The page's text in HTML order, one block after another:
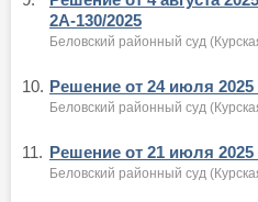
2А-130/2025
Беловский районный суд
10. Решение от 24 июля
Беловский районный суд
11. Решение от 21 июля
Беловский районный суд